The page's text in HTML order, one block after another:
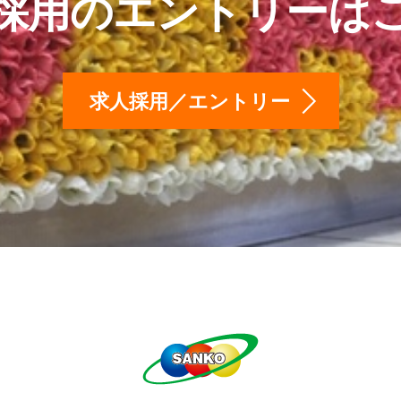
用のエントリーは
求人採用／エントリー